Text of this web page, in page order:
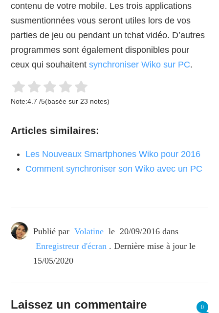
contenu de votre mobile. Les trois applications
susmentionnées vous seront utiles lors de vos
parties de jeu ou pendant un tchat vidéo. D’autres
programmes sont également disponibles pour
ceux qui souhaitentsynchroniser Wiko sur PC.
Note:4.7 /5(basée sur 23 notes)
Articles similaires:
Les Nouveaux Smartphones Wiko pour 2016
Comment synchroniser son Wiko avec un PC
Publié par Volatine le 20/09/2016 dans
Enregistreur d'écran . Dernière mise à jour le
15/05/2020
Laissez un commentaire 0